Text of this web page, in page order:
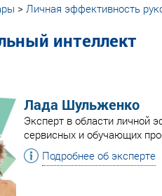
> Личная эффективность
интеллект
Лада Шульженко
Эксперт в области личной
сервисных и обучающих
Подробнее об эксперте